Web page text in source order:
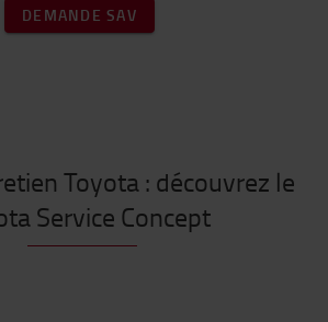
DEMANDE SAV
Toyota : découvrez le
Service Concept